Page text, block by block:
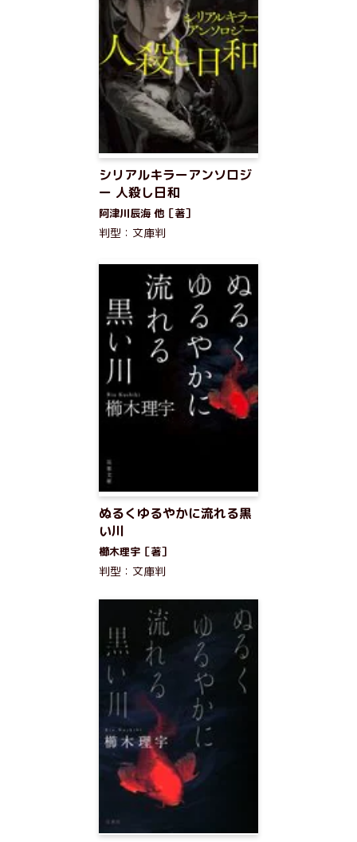
シリアルキラーアンソロジ
ー 人殺し日和
阿津川辰海 他［著］
判型：文庫判
ぬるくゆるやかに流れる黒
い川
櫛木理宇［著］
判型：文庫判